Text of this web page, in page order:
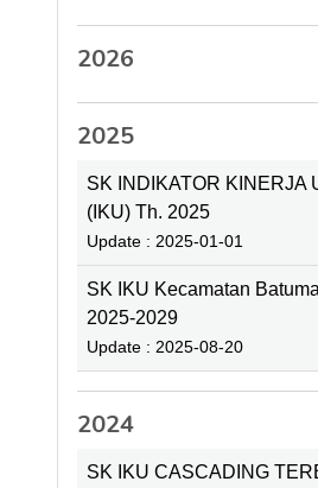
2026
2025
SK INDIKATOR KINERJA
(IKU) Th. 2025
Update : 2025-01-01
SK IKU Kecamatan
2025-2029
Update : 2025-08-20
2024
SK IKU CASCADING